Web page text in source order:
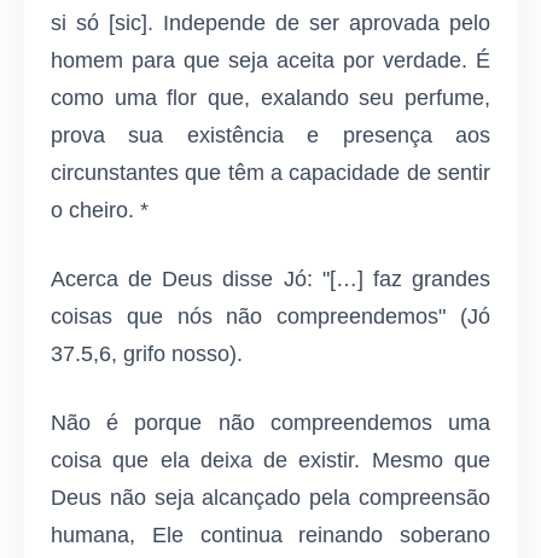
si só [sic]. Independe de ser aprovada pelo
homem para que seja aceita por verdade. É
como uma flor que, exalando seu perfume,
prova sua existência e presença aos
circunstantes que têm a capacidade de sentir
o cheiro. *
Acerca de Deus disse Jó: "[…] faz grandes
coisas que nós não compreendemos" (Jó
37.5,6, grifo nosso).
Não é porque não compreendemos uma
coisa que ela deixa de existir. Mesmo que
Deus não seja alcançado pela compreensão
humana, Ele continua reinando soberano